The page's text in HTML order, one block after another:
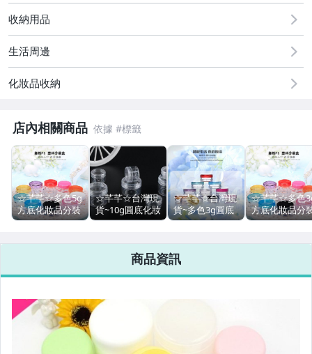
古董、藝術與礦石
相機、攝影與周邊
嬰幼兒與孕婦
寵物用品與水族
汽機車精品百貨
居家、家具與園藝
玩具、模型與公仔
手錶與飾品配件
女包精品與女鞋
收納用品
生活周邊
化妝品收納
店內相關商品
☆芊芊☆多色5g
方底化妝品分裝
盒100組$285收
護手霜 眼霜 粉
☆芊芊☆台灣現
貨~10g圓底化妝
品分裝盒 收納盒
眼霜 膏霜盒
10ml試用盒空盒
☆芊芊☆台灣現
貨~多色3g圓底
化妝品分裝盒
膜 護手霜 眼霜
粉末 膏霜盒3ml
圓盒 膏霜罐
☆芊芊☆多色
方底化妝品分
盒100個$190
手霜 眼霜 粉末
商品資訊